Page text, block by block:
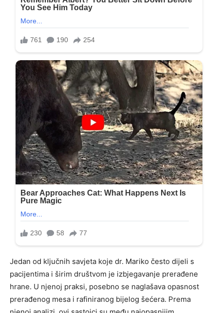
Jedan od ključnih savjeta koje dr. Mariko često dijeli s
pacijentima i širim društvom je izbjegavanje prerađene
hrane. U njenoj praksi, posebno se naglašava opasnost
prerađenog mesa i rafiniranog bijelog šećera. Prema